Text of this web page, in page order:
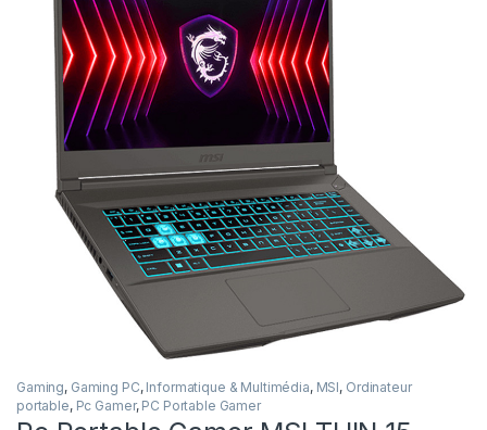
Gaming, Gaming PC, Informatique & Multimédia, MSI, Ordinateur
portable, Pc Gamer, PC Portable Gamer